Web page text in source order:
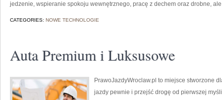
jedzenie, wspieranie spokoju wewnętrznego, pracę z dechem oraz drobne, ale
CATEGORIES: NOWE TECHNOLOGIE
Auta Premium i Luksusowe
PrawoJazdyWroclaw.pl to miejsce stworzone
jazdy pewnie i przejść drogę od pierwszej